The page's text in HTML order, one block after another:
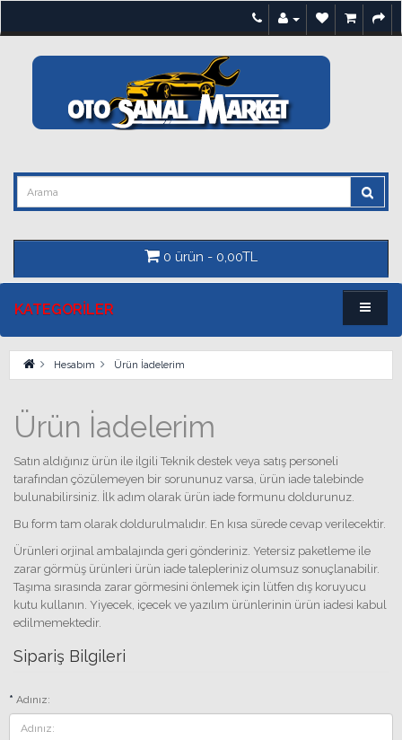
0 ürün - 0,00TL
KATEGORILER
Hesabım Ürün İadelerim
Ürün İadelerim
Satın aldığınız ürün ile ilgili Teknik destek veya satış personeli
tarafından çözülemeyen bir sorununuz varsa, ürün iade talebinde
bulunabilirsiniz. İlk adım olarak ürün iade formunu doldurunuz.
Bu form tam olarak doldurulmalıdır. En kısa sürede cevap verilecektir.
Ürünleri orjinal ambalajında geri gönderiniz. Yetersiz paketleme ile
zarar görmüş ürünleri ürün iade talepleriniz olumsuz sonuçlanabilir.
Taşıma sırasında zarar görmesini önlemek için lütfen dış koruyucu
kutu kullanın. Yiyecek, içecek ve yazılım ürünlerinin ürün iadesi kabul
edilmemektedir.
Sipariş Bilgileri
Adınız: